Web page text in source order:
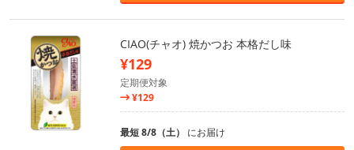
CIAO(チャオ) 焼かつお 本格だし味
¥129
定期便対象
¥129
最短 8/8（土） にお届け